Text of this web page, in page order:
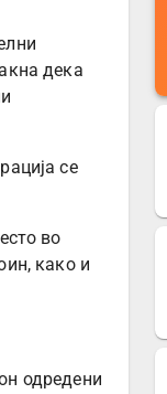
дека
се
во
како и
одредени